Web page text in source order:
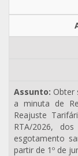
Obter
a minuta de
Reajuste
RTA/2026,
esgotamento
partir de 1º de